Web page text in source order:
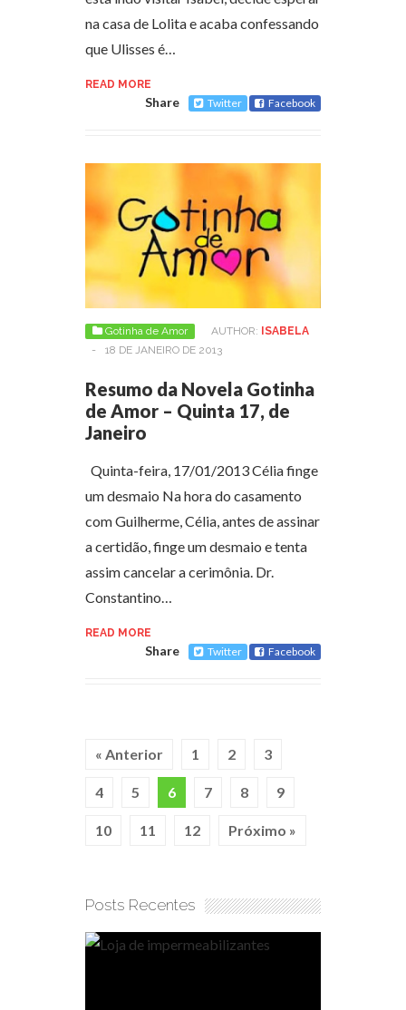
na casa de Lolita e acaba confessando
que Ulisses é…
READ MORE
Share Twitter Facebook
Gotinha de Amor AUTHOR: ISABELA
-
18 DE JANEIRO DE 2013
Resumo da Novela Gotinha
de Amor – Quinta 17, de
Janeiro
Quinta-feira, 17/01/2013 Célia finge
um desmaio Na hora do casamento
com Guilherme, Célia, antes de assinar
a certidão, finge um desmaio e tenta
assim cancelar a cerimônia. Dr.
Constantino…
READ MORE
Share Twitter Facebook
« Anterior 1 2 3
4 5 6 7 8 9
10 11 12 Próximo »
Posts Recentes